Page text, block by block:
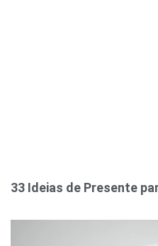
33 Ideias de Presente